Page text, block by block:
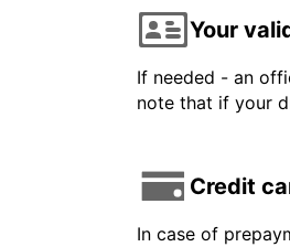
Your
If needed - an
note that if your
Credit
In case of